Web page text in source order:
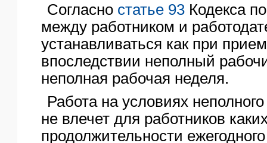
Согласно статье 93 Кодекса
между работником и
устанавливаться как при
впоследствии неполный
неполная рабочая неделя.
Работа на условиях
не влечет для работников
продолжительности